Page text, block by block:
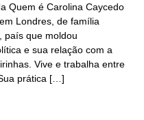
Quem é Carolina Caycedo
Londres, de família
país que moldou
e sua relação com a
Vive e trabalha entre
prática […]